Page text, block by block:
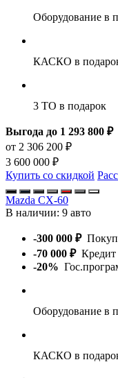
Оборудование в
КАСКО в
3 ТО в подарок
Выгода до 1 293 800 ₽
от 2 306 200 ₽
3 600 000 ₽
Купить со скидкой
Mazda CX-60
В наличии: 9 авто
-300 000 ₽
-70 000 ₽ Кредит
-20%
Оборудование в
КАСКО в